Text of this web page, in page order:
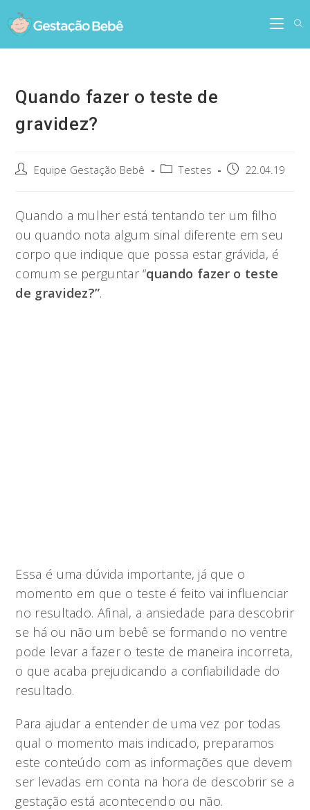
to
content
Quando fazer o teste de
gravidez?
PostEquipe Gestação Bebê
PostTestes
Post22.04.19
Quando a mulher está tentando ter um filho
ou quando nota algum sinal diferente em seu
corpo que indique que possa estar grávida, é
comum se perguntar “quando fazer o teste
de gravidez?”.
Essa é uma dúvida importante, já que o
momento em que o teste é feito vai influenciar
no resultado. Afinal, a ansiedade para descobrir
se há ou não um bebê se formando no ventre
pode levar a fazer o teste de maneira incorreta,
o que acaba prejudicando a confiabilidade do
resultado.
Para ajudar a entender de uma vez por todas
qual o momento mais indicado, preparamos
este conteúdo com as informações que devem
ser levadas em conta na hora de descobrir se a
gestação está acontecendo ou não.